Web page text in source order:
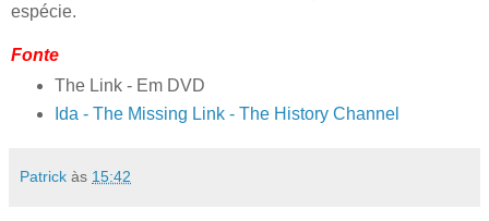
espécie.
Fonte
The Link - Em DVD
Ida - The Missing Link - The History Channel
Patrick às 15:42